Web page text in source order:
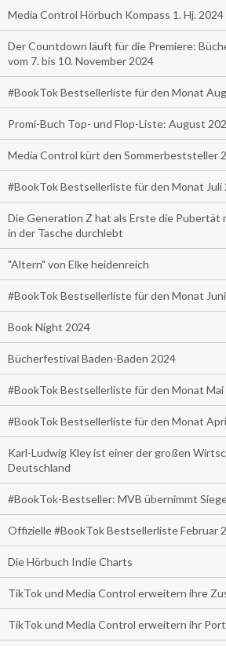
Media Control Hörbuch Kompass 1. Hj. 2024
Der Countdown läuft für die Premiere:
vom 7. bis 10. November 2024
#BookTok Bestsellerliste für den Monat
Promi-Buch Top- und Flop-Liste: August
Media Control kürt den Sommerbeststeller
#BookTok Bestsellerliste für den Monat Juli
Die Generation Z hat als Erste die Pubertät
in der Tasche durchlebt
"Altern" von Elke heidenreich
#BookTok Bestsellerliste für den Monat
Book Night 2024
Bücherfestival Baden-Baden 2024
#BookTok Bestsellerliste für den Monat Mai
#BookTok Bestsellerliste für den Monat
Karl-Ludwig Kley ist einer der großen
Deutschland
#BookTok-Bestseller: MVB übernimmt
Offizielle #BookTok Bestsellerliste Februar
Die Hörbuch Indie Charts
TikTok und Media Control erweitern ihre
TikTok und Media Control erweitern ihr